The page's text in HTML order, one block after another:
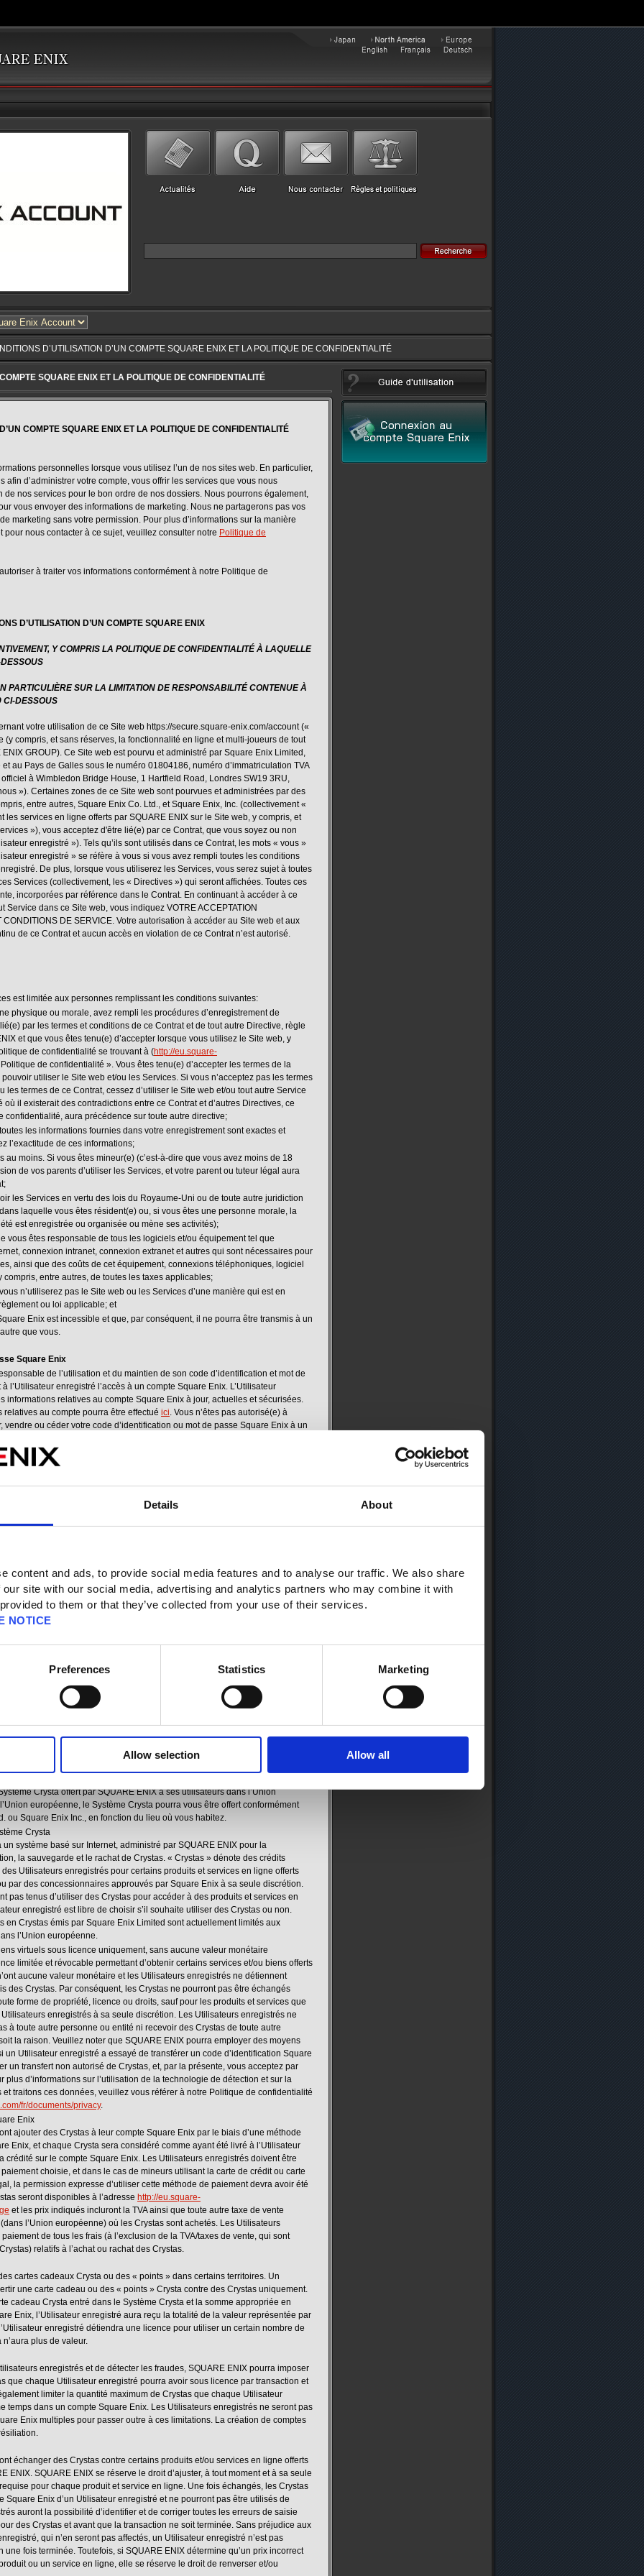
Details About
content and ads, to provide social media features and to analyse our traffic. We also share
site with our social media, advertising and analytics partners who may combine it with
to them or that they’ve collected from your use of their services.
NOTICE
Preferences Statistics Marketing
Allow selection Allow all
D’UTILISATION D’UN COMPTE SQUARE ENIX ET LA POLITIQUE DE CONFIDENTIALITÉ
SQUARE ENIX ET LA POLITIQUE DE CONFIDENTIALITÉ
COMPTE SQUARE ENIX ET LA POLITIQUE DE CONFIDENTIALITÉ
personnelles lorsque vous utilisez l’un de nos sites web. En particulier,
afin d’administrer votre compte, vous offrir les services que vous nous
de nos services pour le bon ordre de nos dossiers. Nous pourrons également,
vous envoyer des informations de marketing. Nous ne partagerons pas vos
marketing sans votre permission. Pour plus d’informations sur la manière
nous contacter à ce sujet, veuillez consulter notre Politique de
à traiter vos informations conformément à notre Politique de
D’UTILISATION D’UN COMPTE SQUARE ENIX
Y COMPRIS LA POLITIQUE DE CONFIDENTIALITÉ À LAQUELLE
PARTICULIÈRE SUR LA LIMITATION DE RESPONSABILITÉ CONTENUE À
CI-DESSOUS
votre utilisation de ce Site web https://secure.square-enix.com/account («
(y compris, et sans réserves, la fonctionnalité en ligne et multi-joueurs de tout
GROUP). Ce Site web est pourvu et administré par Square Enix Limited,
au Pays de Galles sous le numéro 01804186, numéro d’immatriculation TVA
à Wimbledon Bridge House, 1 Hartfield Road, Londres SW19 3RU,
»). Certaines zones de ce Site web sont pourvues et administrées par des
entre autres, Square Enix Co. Ltd., et Square Enix, Inc. (collectivement «
les services en ligne offerts par SQUARE ENIX sur le Site web, y compris, et
»), vous acceptez d'être lié(e) par ce Contrat, que vous soyez ou non
enregistré »). Tels qu’ils sont utilisés dans ce Contrat, les mots « vous »
enregistré » se réfère à vous si vous avez rempli toutes les conditions
De plus, lorsque vous utiliserez les Services, vous serez sujet à toutes
Services (collectivement, les « Directives ») qui seront affichées. Toutes ces
incorporées par référence dans le Contrat. En continuant à accéder à ce
Service dans ce Site web, vous indiquez VOTRE ACCEPTATION
CONDITIONS DE SERVICE. Votre autorisation à accéder au Site web et aux
de ce Contrat et aucun accès en violation de ce Contrat n’est autorisé.
est limitée aux personnes remplissant les conditions suivantes:
physique ou morale, avez rempli les procédures d’enregistrement de
par les termes et conditions de ce Contrat et de tout autre Directive, règle
et que vous êtes tenu(e) d’accepter lorsque vous utilisez le Site web, y
de confidentialité se trouvant à (http://eu.square-
de confidentialité ». Vous êtes tenu(e) d’accepter les termes de la
utiliser le Site web et/ou les Services. Si vous n’acceptez pas les termes
termes de ce Contrat, cessez d’utiliser le Site web et/ou tout autre Service
où il existerait des contradictions entre ce Contrat et d’autres Directives, ce
confidentialité, aura précédence sur toute autre directive;
les informations fournies dans votre enregistrement sont exactes et
l’exactitude de ces informations;
au moins. Si vous êtes mineur(e) (c’est-à-dire que vous avez moins de 18
de vos parents d’utiliser les Services, et votre parent ou tuteur légal aura
les Services en vertu des lois du Royaume-Uni ou de toute autre juridiction
laquelle vous êtes résident(e) ou, si vous êtes une personne morale, la
est enregistrée ou organisée ou mène ses activités);
vous êtes responsable de tous les logiciels et/ou équipement tel que
connexion intranet, connexion extranet et autres qui sont nécessaires pour
ainsi que des coûts de cet équipement, connexions téléphoniques, logiciel
compris, entre autres, de toutes les taxes applicables;
n’utiliserez pas le Site web ou les Services d’une manière qui est en
ou loi applicable; et
Enix est incessible et que, par conséquent, il ne pourra être transmis à un
que vous.
Square Enix
de l’utilisation et du maintien de son code d’identification et mot de
l’Utilisateur enregistré l’accès à un compte Square Enix. L’Utilisateur
informations relatives au compte Square Enix à jour, actuelles et sécurisées.
au compte pourra être effectué ici. Vous n’êtes pas autorisé(e) à
ou céder votre code d’identification ou mot de passe Square Enix à un
code d’identification et du mot de passe Square Enix de l’Utilisateur
où ce code d’identification et mot de passe Square Enix seraient utilisés par
causé par l’utilisation, par un tiers, du code d’identification et du mot
d’une perte, vol ou divulgation ou utilisation non autorisée du code
du problème à
choisir d’utiliser les services de l’authentificateur proposés par SQUARE
de leur compte. Un authentificateur est un dispositif de sécurité utilisé
un accès sécurisé au Site web et/ou Services (« Authentificateur »). Si un
SQUARE ENIX pour cet Utilisateur enregistré.
un authentificateur avec votre code d’identification Square Enix pour accéder
les utiliser, y compris, entre autres, avec PlayOnline®, CIS® et FINAL
seront applicables : (i) vous acceptez les conditions générales stipulées
des responsabilités de SQUARE ENIX, entre les Conditions
ou directives et ce Contrat, l’Article 8 EXCLUSION DE GARANTIES et
de ce Contrat auront précédence.
Crysta offert par SQUARE ENIX à ses utilisateurs dans l’Union
européenne, le Système Crysta pourra vous être offert conformément
ou Square Enix Inc., en fonction du lieu où vous habitez.
Crysta
un système basé sur Internet, administré par SQUARE ENIX pour la
la sauvegarde et le rachat de Crystas. « Crystas » dénote des crédits
Utilisateurs enregistrés pour certains produits et services en ligne offerts
par des concessionnaires approuvés par Square Enix à sa seule discrétion.
pas tenus d’utiliser des Crystas pour accéder à des produits et services en
enregistré est libre de choisir s’il souhaite utiliser des Crystas ou non.
en Crystas émis par Square Enix Limited sont actuellement limités aux
l’Union européenne.
virtuels sous licence uniquement, sans aucune valeur monétaire
limitée et révocable permettant d’obtenir certains services et/ou biens offerts
aucune valeur monétaire et les Utilisateurs enregistrés ne détiennent
des Crystas. Par conséquent, les Crystas ne pourront pas être échangés
forme de propriété, licence ou droits, sauf pour les produits et services que
enregistrés à sa seule discrétion. Les Utilisateurs enregistrés ne
à toute autre personne ou entité ni recevoir des Crystas de toute autre
la raison. Veuillez noter que SQUARE ENIX pourra employer des moyens
Utilisateur enregistré a essayé de transférer un code d’identification Square
un transfert non autorisé de Crystas, et, par la présente, vous acceptez par
plus d’informations sur l’utilisation de la technologie de détection et sur la
traitons ces données, veuillez vous référer à notre Politique de confidentialité
fr/documents/privacy.
Enix
ajouter des Crystas à leur compte Square Enix par le biais d’une méthode
Enix, et chaque Crysta sera considéré comme ayant été livré à l’Utilisateur
crédité sur le compte Square Enix. Les Utilisateurs enregistrés doivent être
choisie, et dans le cas de mineurs utilisant la carte de crédit ou carte
la permission expresse d’utiliser cette méthode de paiement devra avoir été
seront disponibles à l’adresse http://eu.square-
et les prix indiqués incluront la TVA ainsi que toute autre taxe de vente
l’Union européenne) où les Crystas sont achetés. Les Utilisateurs
de tous les frais (à l’exclusion de la TVA/taxes de vente, qui sont
relatifs à l’achat ou rachat des Crystas.
cartes cadeaux Crysta ou des « points » dans certains territoires. Un
une carte cadeau ou des « points » Crysta contre des Crystas uniquement.
cadeau Crysta entré dans le Système Crysta et la somme appropriée en
Enix, l’Utilisateur enregistré aura reçu la totalité de la valeur représentée par
enregistré détiendra une licence pour utiliser un certain nombre de
plus de valeur.
enregistrés et de détecter les fraudes, SQUARE ENIX pourra imposer
que chaque Utilisateur enregistré pourra avoir sous licence par transaction et
limiter la quantité maximum de Crystas que chaque Utilisateur
temps dans un compte Square Enix. Les Utilisateurs enregistrés ne seront pas
Enix multiples pour passer outre à ces limitations. La création de comptes
échanger des Crystas contre certains produits et/ou services en ligne offerts
ENIX. SQUARE ENIX se réserve le droit d’ajuster, à tout moment et à sa seule
pour chaque produit et service en ligne. Une fois échangés, les Crystas
Square Enix d’un Utilisateur enregistré et ne pourront pas être utilisés de
auront la possibilité d’identifier et de corriger toutes les erreurs de saisie
des Crystas et avant que la transaction ne soit terminée. Sans préjudice aux
qui n’en seront pas affectés, un Utilisateur enregistré n’est pas
fois terminée. Toutefois, si SQUARE ENIX détermine qu’un prix incorrect
ou un service en ligne, elle se réserve le droit de renverser et/ou